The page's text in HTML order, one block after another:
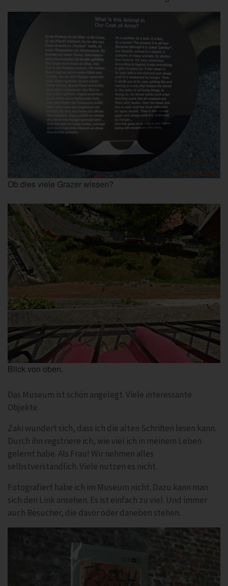
Ob dies viele Grazer wissen?
Blick von oben.
Das Museum ist schön angelegt. Viele interessante
Objekte.
Zaki wundert sich, dass ich die alten Schriften lesen kann.
Durch ihn regstriere ich, wie viel ich in meinem Leben
gelernt habe. Als Frau! Wir nehmen alles
selbstverständlich. Viele nutzen es nicht.
Fotografiert habe ich im Museum nicht. Dazu kann man
sich den Link ansehen. Es ist einfach zu viel. Und immer
auch Besucher, die davor oder daneben stehen.